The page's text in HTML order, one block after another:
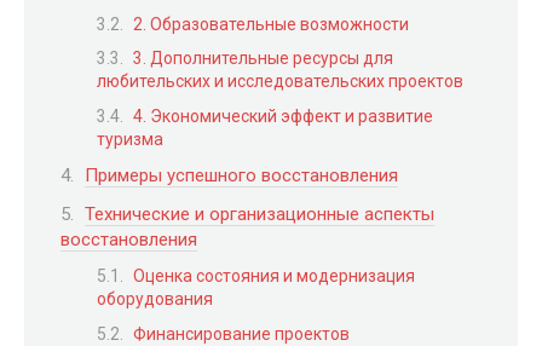
2. Образовательные возможности
3. Дополнительные ресурсы для
любительских и исследовательских проектов
4. Экономический эффект и развитие
туризма
Примеры успешного восстановления
Технические и организационные аспекты
восстановления
Оценка состояния и модернизация
оборудования
Финансирование проектов